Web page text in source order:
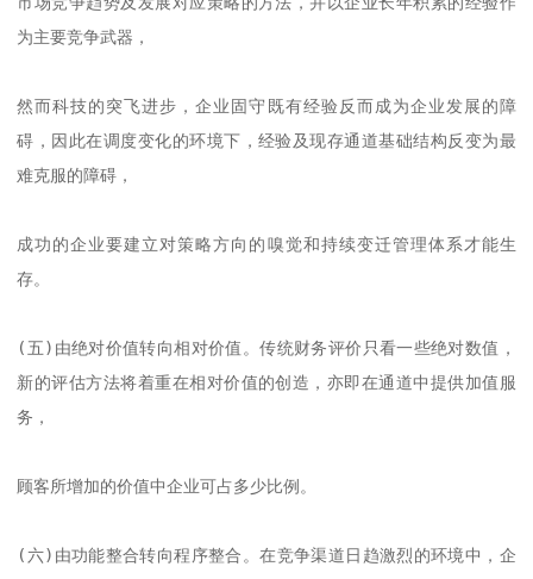
为主要竞争武器，
然而科技的突飞进步，企业固守既有经验反而成为企业发展的障
碍，因此在调度变化的环境下，经验及现存通道基础结构反变为最
难克服的障碍，
成功的企业要建立对策略方向的嗅觉和持续变迁管理体系才能生
存。
(五)由绝对价值转向相对价值。传统财务评价只看一些绝对数值，
新的评估方法将着重在相对价值的创造，亦即在通道中提供加值服
务，
顾客所增加的价值中企业可占多少比例。
(六)由功能整合转向程序整合。在竞争渠道日趋激烈的环境中，企